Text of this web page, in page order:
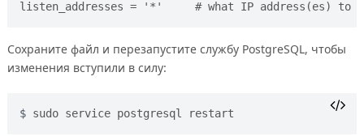
Сохраните файл и перезапустите службу PostgreSQL, чтобы
изменения вступили в силу:
sudo service postgresql restart